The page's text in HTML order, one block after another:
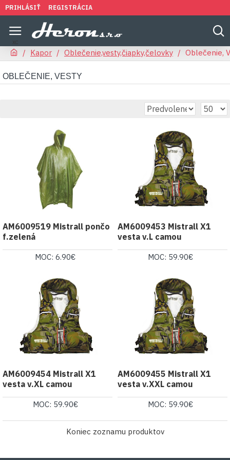
PRIHLÁSIŤ REGISTRÁCIA
Kapor Oblečenie,vesty,čiapky,čelovky Oblečenie,
OBLEČENIE, VESTY
AM6009519 Mistrall pončo
f.zelená
MOC: 6.90€
AM6009453 Mistrall X1
vesta v.L camou
MOC: 59.90€
AM6009454 Mistrall X1
vesta v.XL camou
MOC: 59.90€
AM6009455 Mistrall X1
vesta v.XXL camou
MOC: 59.90€
Koniec zoznamu produktov